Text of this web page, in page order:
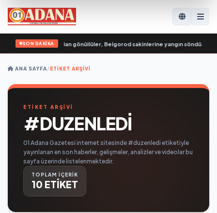
SON DAKİKA
Muhafızları’ndan gönüllüler, Belgorod sakinlerine yangın söndürücüler ve
ANA SAYFA/ETIKET ARŞIVI
ETİKET ARŞİVİ
#DUZENLEDI
01 Adana Gazetesi internet sitesinde #duzenledi etiketiyle
yayınlanan en son haberler, gelişmeler, analizler ve videolar bu
sayfa üzerinde listelenmektedir.
TOPLAM İÇERİK
10 ETİKET